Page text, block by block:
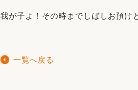
我が子よ！その時までしばしお預け
一覧へ戻る